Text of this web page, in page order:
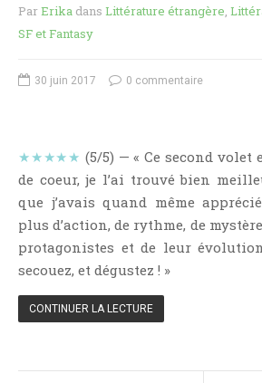
Roman Noir
Romance Contemporaine
Surnaturel
Tag
Témoignage
Théâtre
ParErika dans Littérature étrangère,
SF et Fantasy
30 juin 2017 0 commentaire
★★★★★ (5/5) — « Ce second volet
de coeur, je l’ai trouvé bien
que j’avais quand même
plus d’action, de rythme, de
protagonistes et de leur
secouez, et dégustez ! »
CONTINUER LA LECTURE